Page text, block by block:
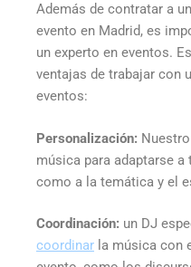
Además de contratar a
evento en Madrid, es
un experto en eventos.
ventajas de trabajar con
eventos:
Personalización:
música para adaptarse
como a la temática y el
Coordinación: un DJ
coordinar la música con